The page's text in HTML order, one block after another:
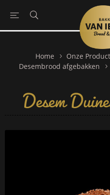
Home Onze
Desembrood afgebakken
Desem